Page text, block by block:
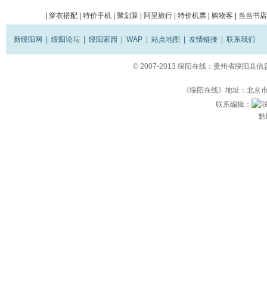
| 穿衣搭配| 特价手机| 聚划算| 阿里旅行| 特价机票| 购物客| 当当书店
新绥阳网 | 绥阳论坛 | 绥阳家园 | WAP | 站点地图 | 友情链接 | 联系我们
© 2007-2013 绥阳在线：贵州省绥阳县信
《绥阳在线》地址：北
联系编辑：